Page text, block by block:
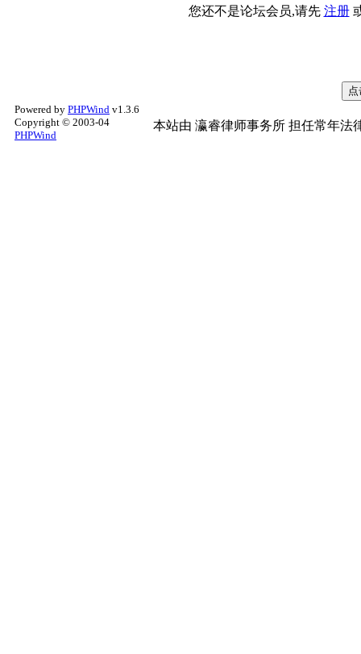
您还不是论坛会员,请先 注册
Powered by PHPWind v1.3.6
Copyright © 2003-04
PHPWind
本站由 瀛睿律师事务所 担任常年法